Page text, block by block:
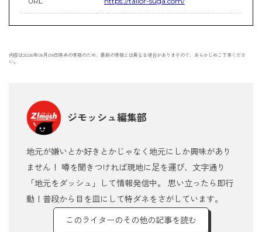
内容は2026年05月09日時点の情報のため、最新の情報とは異なる場合がありますので、あらかじめご了承くださ
い。
ジモッシュ編集部
地元が嫌いとか好きとかじゃなく地元にしか興味があり
ません！ 噂を聞きつければ現地に足を運び、文字通り
「地元をダッシュ」して情報発信中。 思い立ったら即行
動！普段から目を皿にして特ダネをさがしています。
このライターのその他の記事を読む